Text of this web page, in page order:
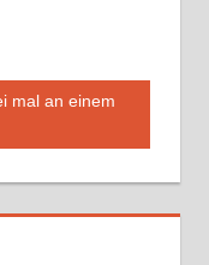
mal an einem